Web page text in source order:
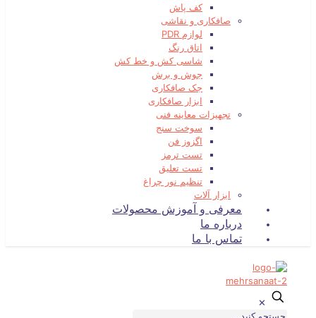
کف پاش
صافکاری و نقاشی
لوازم PDR
اتاق رنگ
شاسی کش و خط کش
جوش و برش
جک صافکاری
ابزار صافکاری
تجهیزات معاینه فنی
سوخت سنج
اگزوز فن
تست ترمز
تست تعلیق
تنظیم نور چراغ
ابزار آلات
معرفی و آموزش محصولات
درباره ما
تماس با ما
✕